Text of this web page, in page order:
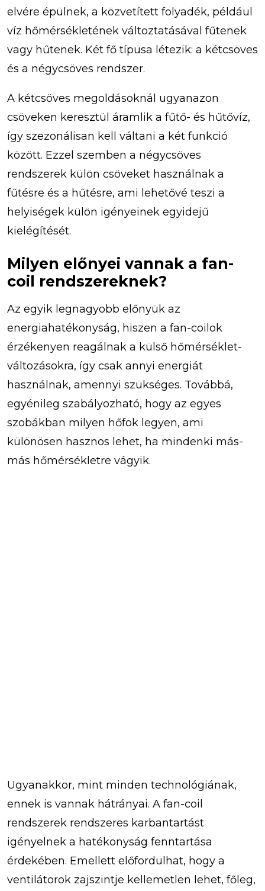
elvére épülnek, a közvetített folyadék, például
víz hőmérsékletének változtatásával fűtenek
vagy hűtenek. Két fő típusa létezik: a kétcsöves
és a négycsöves rendszer.
A kétcsöves megoldásoknál ugyanazon
csöveken keresztül áramlik a fűtő- és hűtővíz,
így szezonálisan kell váltani a két funkció
között. Ezzel szemben a négycsöves
rendszerek külön csöveket használnak a
fűtésre és a hűtésre, ami lehetővé teszi a
helyiségek külön igényeinek egyidejű
kielégítését.
Milyen előnyei vannak a fan-
coil rendszereknek?
Az egyik legnagyobb előnyük az
energiahatékonyság, hiszen a fan-coilok
érzékenyen reagálnak a külső hőmérséklet-
változásokra, így csak annyi energiát
használnak, amennyi szükséges. Továbbá,
egyénileg szabályozható, hogy az egyes
szobákban milyen hőfok legyen, ami
különösen hasznos lehet, ha mindenki más-
más hőmérsékletre vágyik.
Ugyanakkor, mint minden technológiának,
ennek is vannak hátrányai. A fan-coil
rendszerek rendszeres karbantartást
igényelnek a hatékonyság fenntartása
érdekében. Emellett előfordulhat, hogy a
ventilátorok zajszintje kellemetlen lehet, főleg,